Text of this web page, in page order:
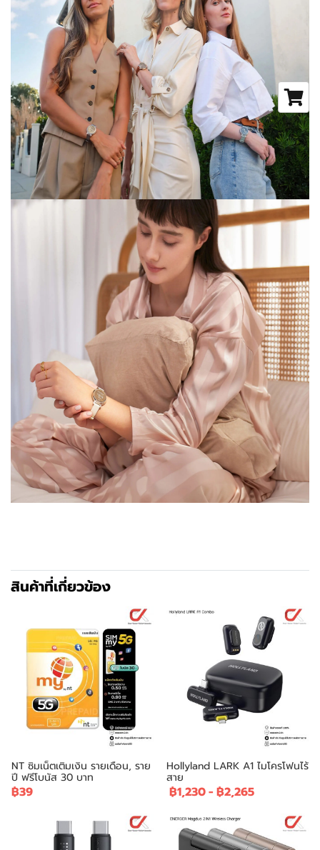
สินค้าที่เกี่ยวข้อง
NT ซิมเน็ตเติมเงิน รายเดือน, ราย
ปี ฟรีโบนัส 30 บาท
฿39
Hollyland LARK A1 ไมโครโฟนไร้
สาย
฿1,230- ฿2,265